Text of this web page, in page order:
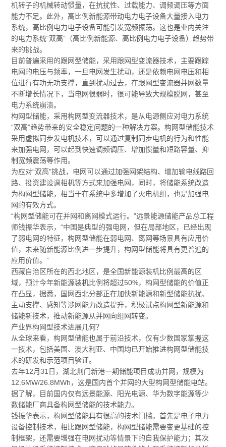
机转子的机械转动惯量，在抗扰性、过载能力、调频调压等方面
能力不足。此外，高比例新能源带动电力电子设备大量接入电力
系统，高比例电力电子设备可能引发宽频振荡。这也是业内关注
的电力系统“双高”（高比例新能源、高比例电力电子设备）趋势带
来的挑战。
目前普遍采用的跟网型储能，采用跟网型变流器技术，主要跟踪
电网的电压与频率，一旦电网发生扰动，还是依赖电网电压和相
位进行有功无功支撑，直到扰动过去，在跟网型变流器并网数量
不断增长情况下，当电网很弱时，很可能导致大规模脱网，甚至
电力系统崩溃。
构网型储能，采用构网型变流器技术，是从电源侧应对电力系统
“双高”趋势带来的安全稳定问题的一种解决方案。构网型储能技术
采用虚拟同步发电机技术，可以通过复制同步电机的行为和性能
来加强电网，可以起到快速调频调压、增加惯量和短路容量、抑
制宽频震荡等作用。
为应对“双高”挑战，电网可以通过加强网架结构、增加输电线路回
路、投资建设调相机等方式来加强电网，同时，将储能系统改造
为构网型储能，相当于在系统中多增加了火电机组，也是加强电
网的有效方式。
“构网型储能可在并网和离网模式运行。”远景能源储能产品总工程
师钱振华表示，“中国是典型的强电网，但在局部地区，已经出现
了弱电网的特征，构网型储能在弱电网、离网等场景具有应用价
值，未来随新能源比例进一步提升，构网型储能将具有更普遍的
应用价值。”
西藏自治区所在的西北地区，是全国新能源装机比例最高的区
域，预计今年新能源装机比例将超过50%，构网型储能的价值正
在凸显，据悉，国网西北分部正在加快新能源和新型储能抗扰、
主动支撑、感知等涉网能力改造提升，积极试点构网型新能源和
储能新技术，推动新能源从并网向组网转变。
产业界构网型技术进展几何？
从全球来看，构网型储能也属于前沿技术，仅有少数国家掌握这
一技术，包括美国、澳大利亚、中国均已开始推进构网型储能技
术的研发和示范项目验证。
去年12月31日，湖北荆门新港一期储能项目成功并网，规模为
12.6MW/26.8MWh，这是国内首个并网的大型构网型储能电站。
据了解，目前国内仅有远景能源、阳光电源、华为数字能源等少
数储能厂商具备构网型储能的技术能力。
钱振华表示，构网型储能具有很高的技术门槛。首先是电子电力
设备控制技术，相比跟网型储能，构网型储能需要变更基础的控
制框架，还需要增强在电网扰动等情景下的自我保护能力；其次